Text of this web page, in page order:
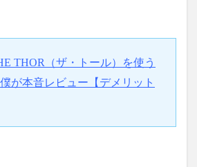
THOR（ザ・トール）を使う
が本音レビュー【デメリット